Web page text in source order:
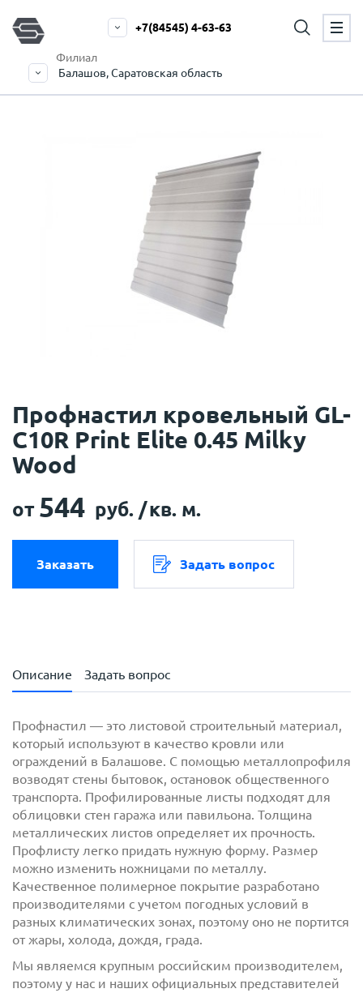
Филиал
Балашов, Саратовская область
+7(84545) 4-63-63
Профнастил кровельный GL-
С10R Print Elite 0.45 Milky
Wood
от 544 руб. /кв. м.
Заказать Задать вопрос
Описание Задать вопрос
сполитикой обработки персональных данных
ознакомлен(-а) и даю согласиена обработку
персональных данных
сполитикой конфиденциальности
Профнастил — это листовой строительный материал,
который используют в качество кровли или
ограждений в Балашове. С помощью металлопрофиля
возводят стены бытовок, остановок общественного
транспорта. Профилированные листы подходят для
облицовки стен гаража или павильона. Толщина
металлических листов определяет их прочность.
Профлисту легко придать нужную форму. Размер
можно изменить ножницами по металлу.
Качественное полимерное покрытие разработано
производителями с учетом погодных условий в
разных климатических зонах, поэтому оно не портится
от жары, холода, дождя, града.
Мы являемся крупным российским производителем,
поэтому у нас и наших официальных представителей